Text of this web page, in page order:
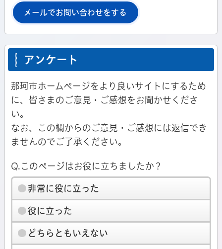
メールでお問い合わせをする
アンケート
那珂市ホームページをより良いサイトにするため
に、皆さまのご意見・ご感想をお聞かせくださ
い。
なお、この欄からのご意見・ご感想には返信でき
ませんのでご了承ください。
Q.このページはお役に立ちましたか？
非常に役に立った
役に立った
どちらともいえない